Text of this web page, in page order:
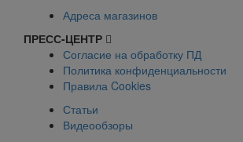
Адреса магазинов
ПРЕСС-ЦЕНТР
Согласие на обработку ПД
Политика конфиденциальности
Правила Cookies
Статьи
Видеообзоры